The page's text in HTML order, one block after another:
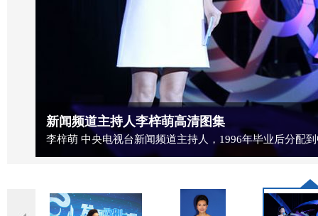
频道主持人李梓萌高清图集
萌 中央电视台新闻频道主持人，1996年毕业后分配到中央电视